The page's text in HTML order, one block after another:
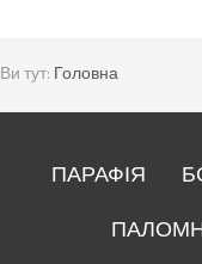
Ви тут: Головна
ПАРАФІЯ